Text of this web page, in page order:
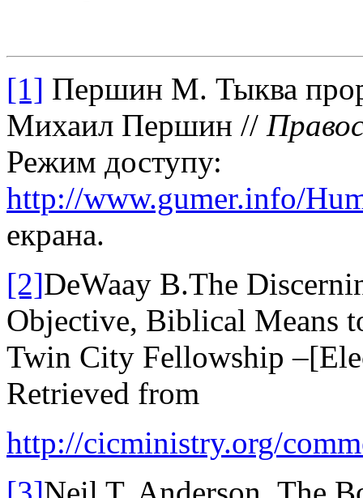
[1] Першин М. Тыква
Михаил Першин //
Режим доступу:
http://www.gumer.info/
екрана.
[2]DeWaay B.The
Objective, Biblical Means
Twin City Fellowship
Retrieved from
http://cicministry.org/